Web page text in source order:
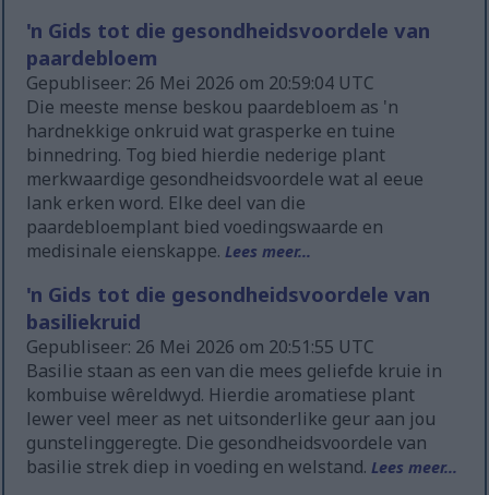
'n Gids tot die gesondheidsvoordele van
paardebloem
Gepubliseer: 26 Mei 2026 om 20:59:04 UTC
Die meeste mense beskou paardebloem as 'n
hardnekkige onkruid wat grasperke en tuine
binnedring. Tog bied hierdie nederige plant
merkwaardige gesondheidsvoordele wat al eeue
lank erken word. Elke deel van die
paardebloemplant bied voedingswaarde en
medisinale eienskappe.Lees meer...
'n Gids tot die gesondheidsvoordele van
basiliekruid
Gepubliseer: 26 Mei 2026 om 20:51:55 UTC
Basilie staan as een van die mees geliefde kruie in
kombuise wêreldwyd. Hierdie aromatiese plant
lewer veel meer as net uitsonderlike geur aan jou
gunstelinggeregte. Die gesondheidsvoordele van
basilie strek diep in voeding en welstand.Lees meer...